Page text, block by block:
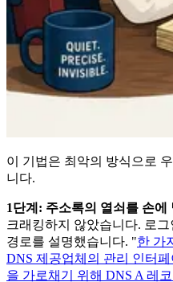
이 기법은 최악의 방식으로
니다.
1단계: 주소록의 열쇠를 손에
크래킹하지 않았습니다. 로그
경로를 설명했습니다. "한 가
DNS 제공업체의 관리 인터
을 가로채기 위해 DNS A 레